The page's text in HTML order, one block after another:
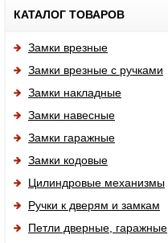
КАТАЛОГ ТОВАРОВ
Замки врезные
Замки врезные с ручками
Замки накладные
Замки навесные
Замки гаражные
Замки кодовые
Цилиндровые механизмы
Ручки к дверям и замкам
Петли дверные, гаражные